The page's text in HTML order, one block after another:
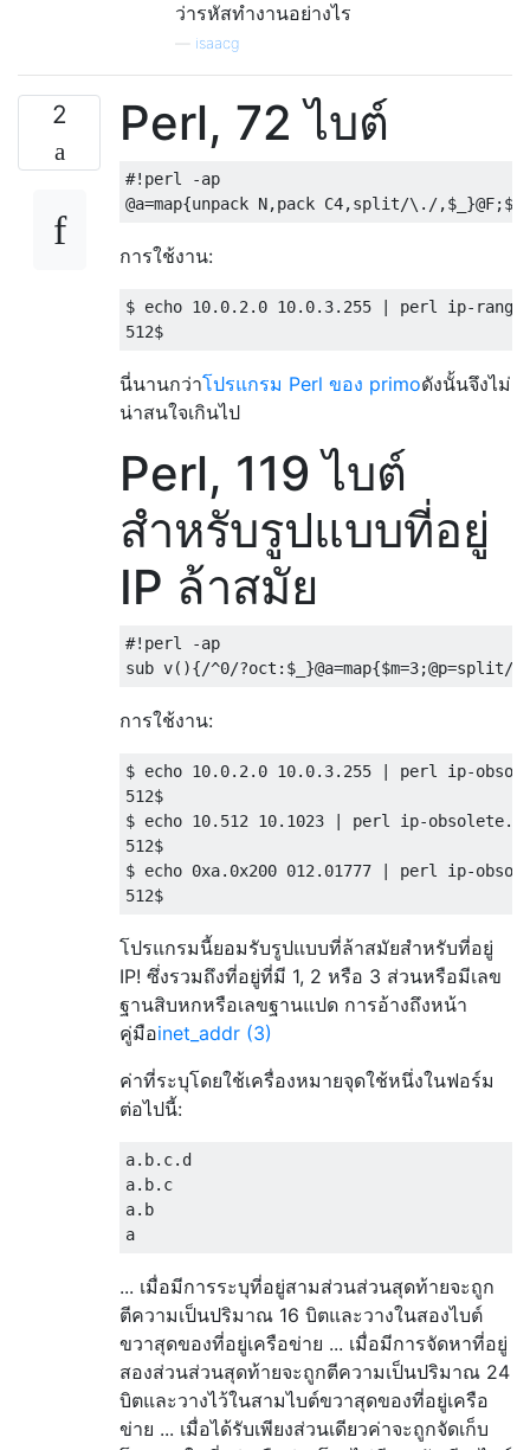
ว่ารหัสทำงานอย่างไร
isaacg
2 Perl, 72 ไบต์
#!perl -ap
การใช้งาน:
$ echo 10.0.2.0 10.0.3.255 | perl ip-
นี่นานกว่าโปรแกรม Perl ของ primoดังนั้นจึงไม่
น่าสนใจเกินไป
Perl, 119 ไบต์
สำหรับรูปแบบที่อยู่
IP ล้าสมัย
#!perl -ap
การใช้งาน:
$ echo 10.0.2.0 10.0.3.255 | perl ip-
512$
$ echo 10.512 10.1023 | perl ip-
512$
$ echo 0xa.0x200 012.01777 | perl ip-
โปรแกรมนี้ยอมรับรูปแบบที่ล้าสมัยสำหรับที่อยู่
IP! ซึ่งรวมถึงที่อยู่ที่มี 1, 2 หรือ 3 ส่วนหรือมีเลข
ฐานสิบหกหรือเลขฐานแปด การอ้างถึงหน้า
คู่มือinet_addr (3)
ค่าที่ระบุโดยใช้เครื่องหมายจุดใช้หนึ่งในฟอร์ม
ต่อไปนี้:
a.b.c.d
a.b.c
a.b
... เมื่อมีการระบุที่อยู่สามส่วนส่วนสุดท้ายจะถูก
ตีความเป็นปริมาณ 16 บิตและวางในสองไบต์
ขวาสุดของที่อยู่เครือข่าย ... เมื่อมีการจัดหาที่อยู่
สองส่วนส่วนสุดท้ายจะถูกตีความเป็นปริมาณ 24
บิตและวางไว้ในสามไบต์ขวาสุดของที่อยู่เครือ
ข่าย ... เมื่อได้รับเพียงส่วนเดียวค่าจะถูกจัดเก็บ